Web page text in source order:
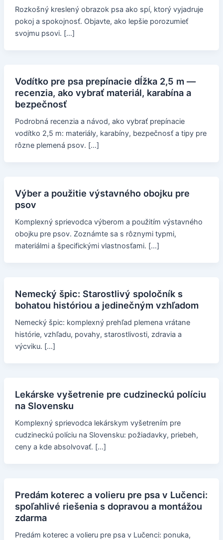
Rozkošný kreslený obrazok psa ako spí, ktorý vyjadruje
pokoj a spokojnosť. Objavte, ako lepšie porozumieť
svojmu psovi. […]
Vodítko pre psa prepínacie dĺžka 2,5 m —
recenzia, ako vybrať materiál, karabína a
bezpečnosť
Podrobná recenzia a návod, ako vybrať prepínacie
vodítko 2,5 m: materiály, karabíny, bezpečnosť a tipy pre
rôzne plemená psov. […]
Výber a použitie výstavného obojku pre
psov
Komplexný sprievodca výberom a použitím výstavného
obojku pre psov. Zoznámte sa s rôznymi typmi,
materiálmi a špecifickými vlastnosťami. […]
Nemecký špic: Starostlivý spoločník s
bohatou históriou a jedinečným vzhľadom
Nemecký špic: komplexný prehľad plemena vrátane
histórie, vzhľadu, povahy, starostlivosti, zdravia a
výcviku. […]
Lekárske vyšetrenie pre cudzineckú políciu
na Slovensku
Komplexný sprievodca lekárskym vyšetrením pre
cudzineckú políciu na Slovensku: požiadavky, priebeh,
ceny a kde absolvovať. […]
Predám koterec a volieru pre psa v Lučenci:
spoľahlivé riešenia s dopravou a montážou
zdarma
Predám koterec a volieru pre psa v Lučenci: ponuka,